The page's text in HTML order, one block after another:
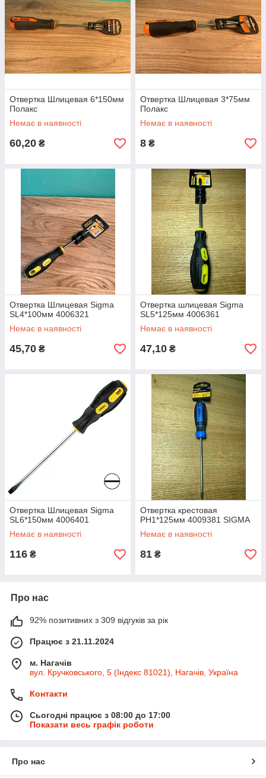
Отвертка Шлицевая 6*150мм
Полакс
Немає в наявності
60,20 ₴
Отвертка Шлицевая 3*75мм
Полакс
Немає в наявності
8 ₴
Отвертка Шлицевая Sigma
SL4*100мм 4006321
Немає в наявності
45,70 ₴
Отвертка шлицевая Sigma
SL5*125мм 4006361
Немає в наявності
47,10 ₴
Отвертка Шлицевая Sigma
SL6*150мм 4006401
Немає в наявності
116 ₴
Отвертка крестовая
PH1*125мм 4009381 SIGMA
Немає в наявності
81 ₴
Про нас
92% позитивних з 309 відгуків за рік
Працює з 21.11.2024
м. Нагачів
вул. Кручковського, 5 (Індекс 81021), Нагачів, Україна
Контакти
Сьогодні працює з 08:00 до 17:00
Показати весь графік роботи
Про нас